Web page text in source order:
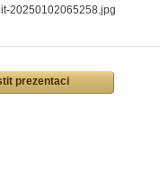
20250102065258.jpg
prezentaci